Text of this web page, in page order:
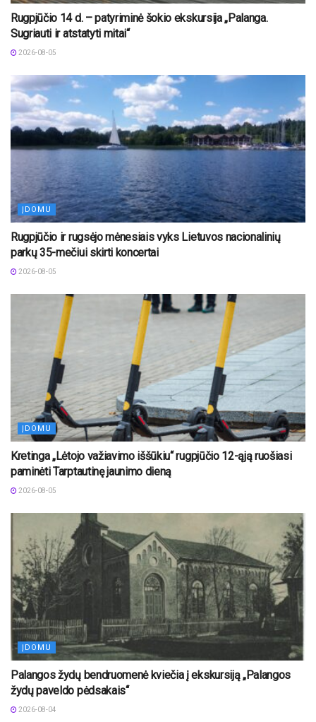
Rugpjūčio 14 d. – patyriminė šokio ekskursija „Palanga.
Sugriauti ir atstatyti mitai“
2026-08-05
ĮDOMU
Rugpjūčio ir rugsėjo mėnesiais vyks Lietuvos nacionalinių
parkų 35-mečiui skirti koncertai
2026-08-05
ĮDOMU
Kretinga „Lėtojo važiavimo iššūkiu“ rugpjūčio 12-ąją ruošiasi
paminėti Tarptautinę jaunimo dieną
2026-08-05
ĮDOMU
Palangos žydų bendruomenė kviečia į ekskursiją „Palangos
žydų paveldo pėdsakais“
2026-08-04